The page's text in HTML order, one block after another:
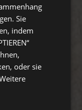
Sie
indem
oder sie